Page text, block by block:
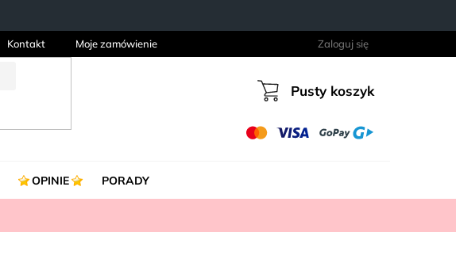
Kontakt Moje zamówienie Zaloguj się
Koszyk
Pusty koszyk
OPINIE PORADY